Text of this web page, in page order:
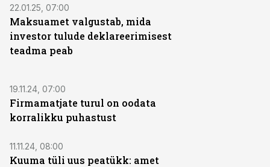
22.01.25, 07:00
Maksuamet valgustab, mida
investor tulude deklareerimisest
teadma peab
19.11.24, 07:00
Firmamatjate turul on oodata
korralikku puhastust
11.11.24, 08:00
Kuuma tüli uus peatükk: amet